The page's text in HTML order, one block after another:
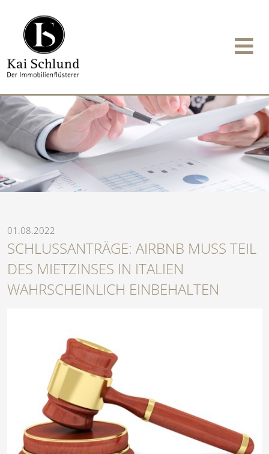
01.08.2022
SCHLUSSANTRÄGE: AIRBNB MUSS TEIL
DES MIETZINSES IN ITALIEN
WAHRSCHEINLICH EINBEHALTEN